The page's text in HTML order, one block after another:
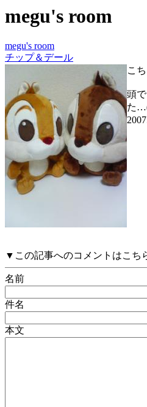
megu's room
megu's room
チップ＆デール
こ
頭
た
▼この記事へのコメントはこち
名前
件名
本文